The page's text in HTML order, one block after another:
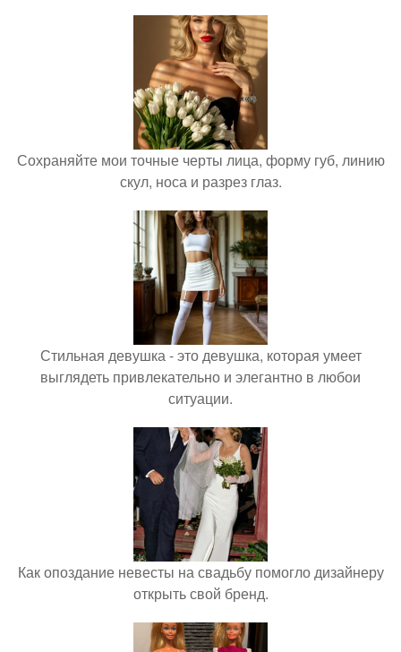
Сохраняйте мои точные черты лица, форму губ, линию
скул, носа и разрез глаз.
Стильная девушка - это девушка, которая умеет
выглядеть привлекательно и элегантно в любои
ситуации.
Как опоздание невесты на свадьбу помогло дизайнеру
открыть свой бренд.